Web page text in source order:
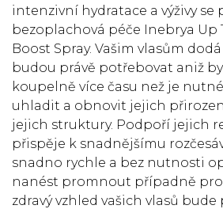
intenzivní hydratace a výživy se
bezoplachová péče Inebrya Up
Boost Spray. Vašim vlasům
budou právě potřebovat aniž
koupelně více času než je
uhladit a obnovit jejich
jejich struktury. Podpoří jejich
přispěje k snadnějšímu
snadno rychle a bez nutnosti
nanést promnout případně
zdravý vzhled vašich vlasů bude